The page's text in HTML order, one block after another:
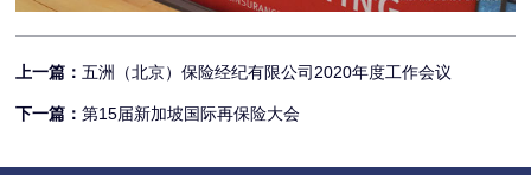
上一篇：五洲（北京）保险经纪有限公司2020年度工作会议
下一篇：第15届新加坡国际再保险大会